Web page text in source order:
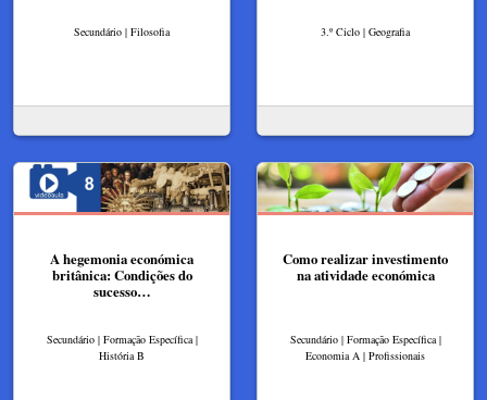
Secundário | Filosofia 3.º Ciclo | Geografia
A hegemonia económica
britânica: Condições do
sucesso…
Secundário | Formação Específica |
História B
Como realizar investimento
na atividade económica
Secundário | Formação Específica |
Economia A | Profissionais